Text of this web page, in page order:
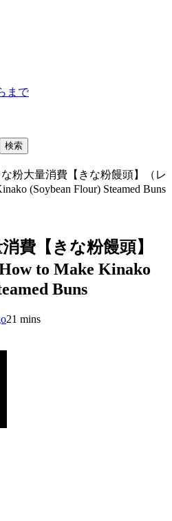
まで
な粉大量消費【きな粉饅頭】（レ
(Soybean Flour) Steamed Buns
費【きな粉饅頭】
to Make Kinako
Buns
21 mins